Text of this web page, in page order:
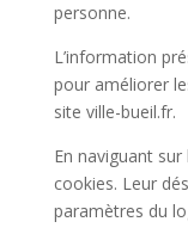
personne.
L’information
pour améliorer
site ville-bueil.fr.
En naviguant sur
cookies. Leur
paramètres du